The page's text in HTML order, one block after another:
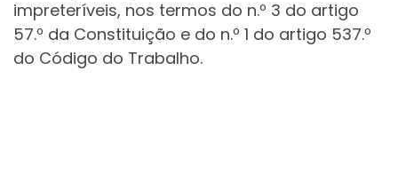
impreteríveis, nos termos do n.º 3 do artigo
57.º da Constituição e do n.º 1 do artigo 537.º
do Código do Trabalho.